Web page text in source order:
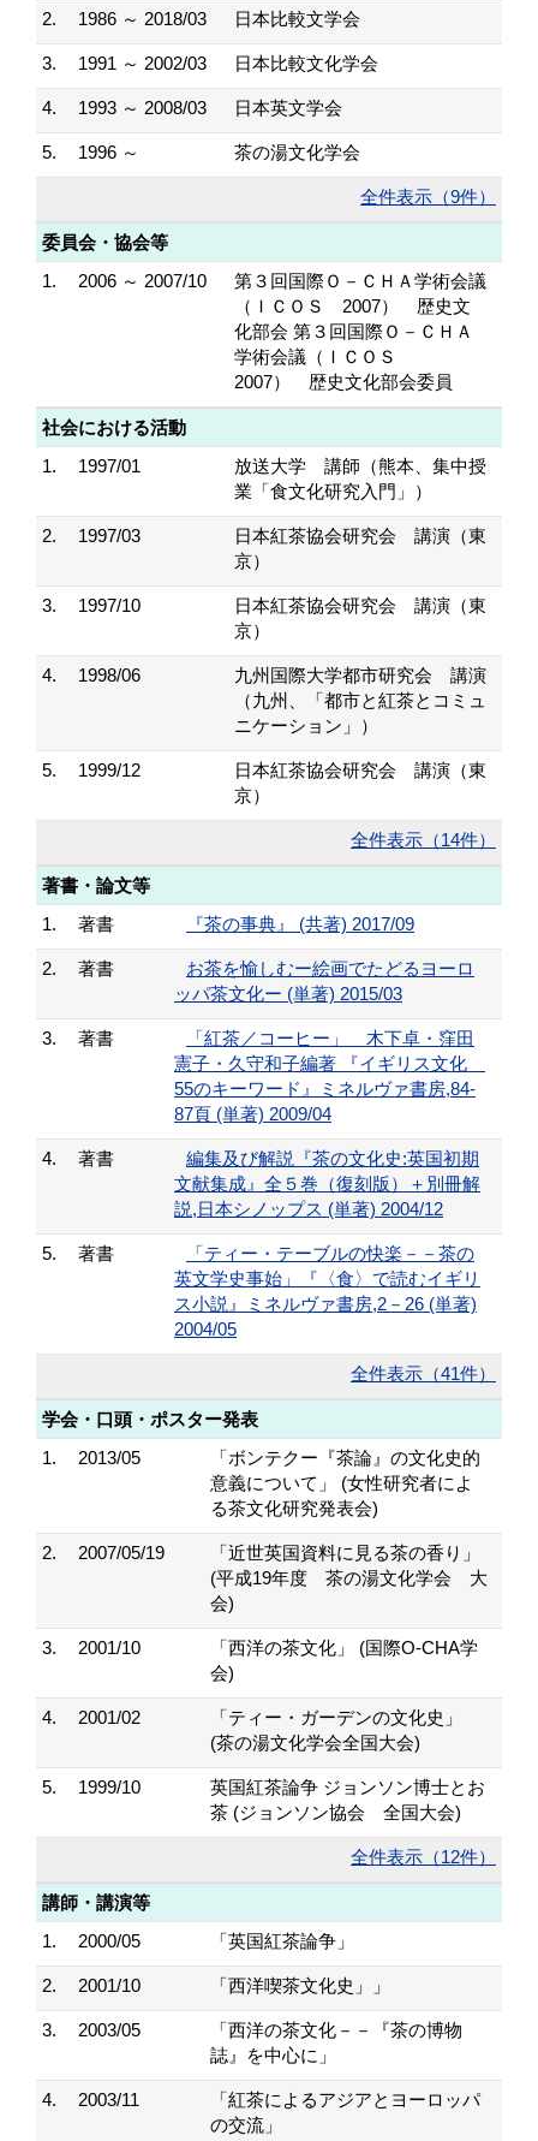
2. 1986 ～ 2018/03 日本比較文学会
3. 1991 ～ 2002/03 日本比較文化学会
4. 1993 ～ 2008/03 日本英文学会
5. 1996 ～ 茶の湯文化学会
全件表示（9件）
委員会・協会等
1.
2006 ～ 2007/10
第３回国際Ｏ－ＣＨＡ学術会議
（ＩＣＯＳ 2007） 歴史文
化部会 第３回国際Ｏ－ＣＨＡ
学術会議（ＩＣＯＳ
2007） 歴史文化部会委員
社会における活動
1.
1997/01
放送大学 講師（熊本、集中授
業「食文化研究入門」）
2. 1997/03
日本紅茶協会研究会 講演（東
京）
3. 1997/10
日本紅茶協会研究会 講演（東
京）
4. 1998/06
九州国際大学都市研究会 講演
（九州、「都市と紅茶とコミュ
ニケーション」）
5. 1999/12
日本紅茶協会研究会 講演（東
京）
全件表示（14件）
著書・論文等
1.
著書 『茶の事典』 (共著) 2017/09
2. 著書
お茶を愉しむー絵画でたどるヨーロ
ッパ茶文化ー (単著) 2015/03
3. 著書
「紅茶／コーヒー」 木下卓・窪田
憲子・久守和子編著 『イギリス文化
55のキーワード』ミネルヴァ書房,84-
87頁 (単著) 2009/04
4. 著書
編集及び解説『茶の文化史:英国初期
文献集成』全５巻（復刻版）＋別冊解
説,日本シノップス (単著) 2004/12
5. 著書
「ティー・テーブルの快楽－－茶の
英文学史事始」『〈食〉で読むイギリ
ス小説』ミネルヴァ書房,2－26 (単著)
2004/05
全件表示（41件）
学会・口頭・ポスター発表
1.
2013/05
「ボンテクー『茶論』の文化史的
意義について」 (女性研究者によ
る茶文化研究発表会)
2. 2007/05/19
「近世英国資料に見る茶の香り」
(平成19年度 茶の湯文化学会 大
会)
3. 2001/10
「西洋の茶文化」 (国際O-CHA学
会)
4. 2001/02
「ティー・ガーデンの文化史」
(茶の湯文化学会全国大会)
5. 1999/10
英国紅茶論争 ジョンソン博士とお
茶 (ジョンソン協会 全国大会)
全件表示（12件）
講師・講演等
1.
2000/05 「英国紅茶論争」
2. 2001/10 「西洋喫茶文化史」」
3. 2003/05
「西洋の茶文化－－『茶の博物
誌』を中心に」
4. 2003/11
「紅茶によるアジアとヨーロッパ
の交流」